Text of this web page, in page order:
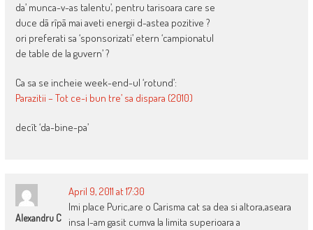
da’ munca-v-as talentu’, pentru tarisoara care se
duce dã rîpã mai aveti energii d-astea pozitive ?
ori preferati sa ‘sponsorizati’ etern ‘campionatul
de table de la guvern’ ?
Ca sa se incheie week-end-ul ‘rotund’:
Parazitii – Tot ce-i bun tre’ sa dispara (2010)
decît ‘da-bine-pa’
Alexandru C
April 9, 2011 at 17:30
Imi place Puric,are o Carisma cat sa dea si altora,aseara
insa l-am gasit cumva la limita superioara a